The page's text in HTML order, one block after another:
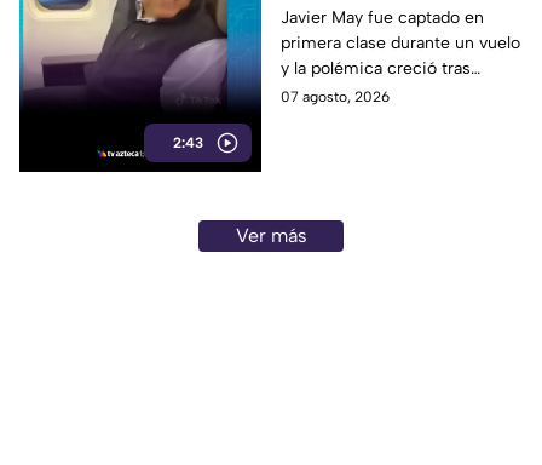
2:43
Captan a Javier May
sonriente en primera
clase y Morena le “jala
las orejas”
Javier May fue captado en
primera clase durante un vuelo
y la polémica creció tras
imágenes de un presunto reloj
07 agosto, 2026
Ver más